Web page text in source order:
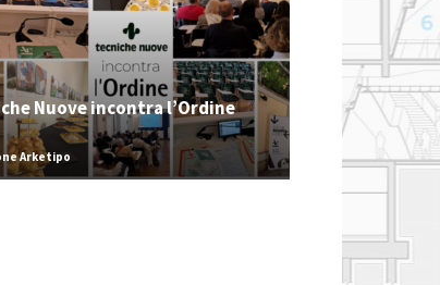
Nuove incontra l’Ordine
Arketipo